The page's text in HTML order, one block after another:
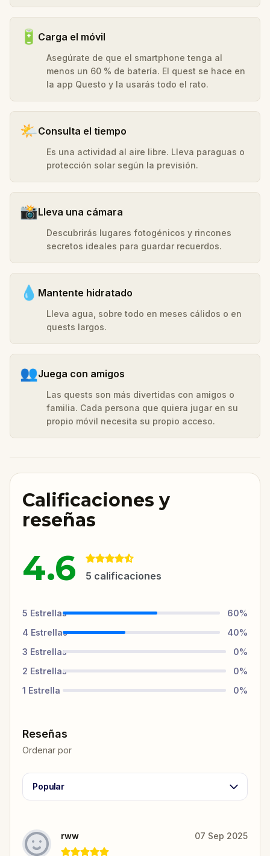
🔋 Carga el móvil
Asegúrate de que el smartphone tenga al
menos un 60 % de batería. El quest se hace en
la app Questo y la usarás todo el rato.
🌤️Consulta el tiempo
Es una actividad al aire libre. Lleva paraguas o
protección solar según la previsión.
📸Lleva una cámara
Descubrirás lugares fotogénicos y rincones
secretos ideales para guardar recuerdos.
💧 Mantente hidratado
Lleva agua, sobre todo en meses cálidos o en
quests largos.
👥Juega con amigos
Las quests son más divertidas con amigos o
familia. Cada persona que quiera jugar en su
propio móvil necesita su propio acceso.
Calificaciones y
reseñas
4.6 5 calificaciones
5 Estrellas 60%
4 Estrellas 40%
3 Estrellas 0%
2 Estrellas 0%
1 Estrella 0%
Reseñas
Ordenar por
Popular
rww 07 Sep 2025